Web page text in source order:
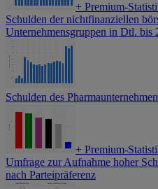
+ Premium-
Schulden der nichtfinanziellen
Unternehmensgruppen in Dtl. bis
Schulden des
+ Premium-
Umfrage zur Aufnahme hoher
nach Parteipräferenz